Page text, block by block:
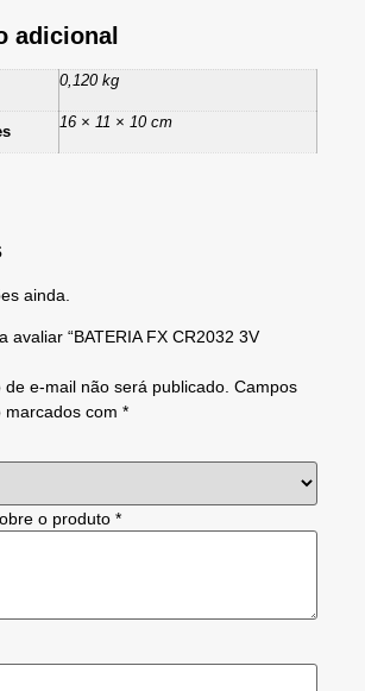
adicional
0,120 kg
16 × 11 × 10 cm
ainda.
avaliar “BATERIA FX CR2032 3V
e-mail não será publicado. Campos
com *
o produto *